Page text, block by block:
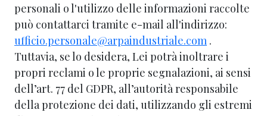
personali o l'utilizzo delle informazioni raccolte
può contattarci tramite e-mail all'indirizzo:
ufficio.personale@arpaindustriale.com .
Tuttavia, se lo desidera, Lei potrà inoltrare i
propri reclami o le proprie segnalazioni, ai sensi
dell’art. 77 del GDPR, all’autorità responsabile
della protezione dei dati, utilizzando gli estremi